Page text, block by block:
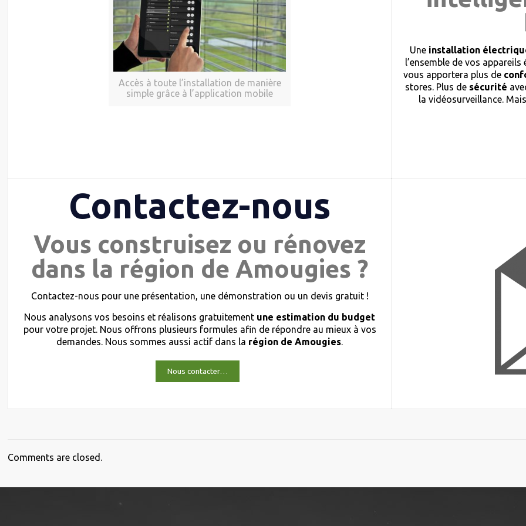
Accès à toute l’installation de manière
simple grâce à l’application mobile
Une installation
l’ensemble de vos
vous apportera plus de
stores. Plus de sécurité
la vidéosurveillance.
Contactez-nous
Vous construisez ou rénovez
dans la région de Amougies ?
Contactez-nous pour une présentation, une démonstration ou un devis gratuit !
Nous analysons vos besoins et réalisons gratuitement une estimation du budget
pour votre projet. Nous offrons plusieurs formules afin de répondre au mieux à vos
demandes. Nous sommes aussi actif dans la région de Amougies.
Nous contacter…
Comments are closed.